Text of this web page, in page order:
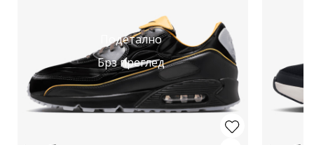
Подетално
Брз преглед